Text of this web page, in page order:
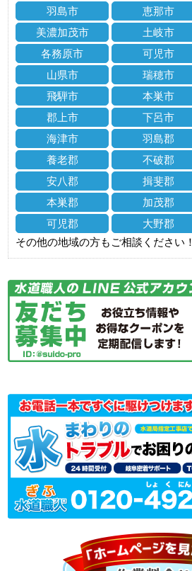
羽島市
恵那市
美濃加茂市
土岐市
各務原市
可児市
山県市
瑞穂市
飛騨市
本巣市
郡上市
下呂市
海津市
羽島郡
養老郡
不破郡
安八郡
揖斐郡
本巣郡
加茂郡
可児郡
大野郡
その他の地域の方もご相談ください！